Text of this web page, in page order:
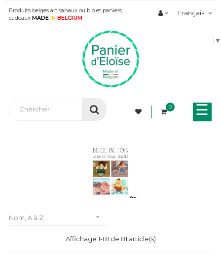
Produits belges artisanaux ou bio et paniers
cadeaux MADE IN BELGIUM
Français
▼
0
la
☰
Nom, A à Z 
Affichage 1-81 de 81 article(s)